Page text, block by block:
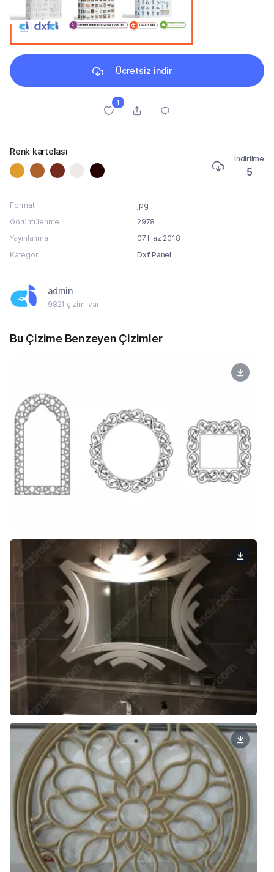
Ücretsiz indir
1
Renk kartelası
İndirilme
5
Format
jpg
Görüntülenme
2978
Yayınlanma
07 Haz 2018
Kategori
Dxf Panel
admin
9821 çizimi var
Bu Çizime Benzeyen Çizimler